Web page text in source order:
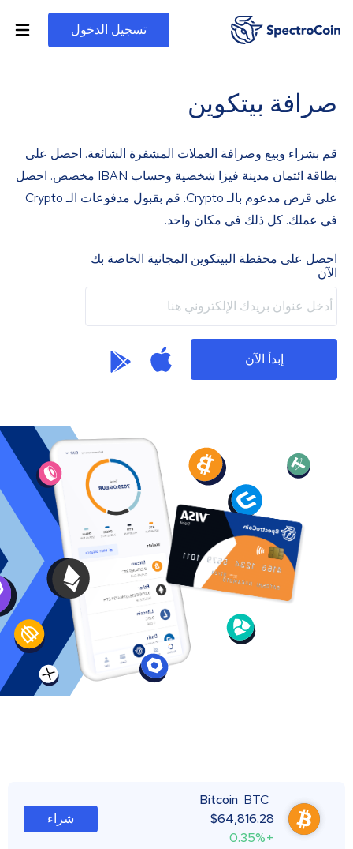
تسجيل الدخول
صرافة بيتكوين
قم بشراء وبيع وصرافة العملات المشفرة الشائعة. احصل على
بطاقة ائتمان مدينة فيزا شخصية وحساب IBAN مخصص. احصل
على قرض مدعوم بالـ Crypto. قم بقبول مدفوعات الـ Crypto
في عملك. كل ذلك في مكان واحد.
احصل على محفظة البيتكوين المجانية الخاصة بك
الآن
إبدأ الآن
Bitcoin BTC
$64,816.28
+0.35%
شراء